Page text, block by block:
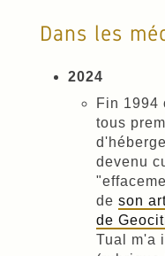
Dans les
2024
Fin 1994
tous
devenu
de son
de
Tual m'a